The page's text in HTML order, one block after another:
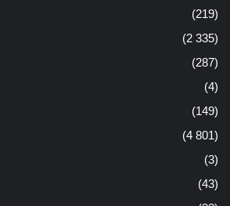
(219)
(2 335)
(287)
(4)
(149)
(4 801)
(3)
(43)